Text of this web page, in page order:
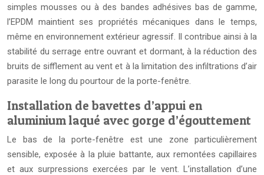
simples mousses ou à des bandes adhésives bas de gamme,
l’EPDM maintient ses propriétés mécaniques dans le temps,
même en environnement extérieur agressif. Il contribue ainsi à la
stabilité du serrage entre ouvrant et dormant, à la réduction des
bruits de sifflement au vent et à la limitation des infiltrations d’air
parasite le long du pourtour de la porte-fenêtre.
Installation de bavettes d’appui en
aluminium laqué avec gorge d’égouttement
Le bas de la porte-fenêtre est une zone particulièrement
sensible, exposée à la pluie battante, aux remontées capillaires
et aux surpressions exercées par le vent. L’installation d’une